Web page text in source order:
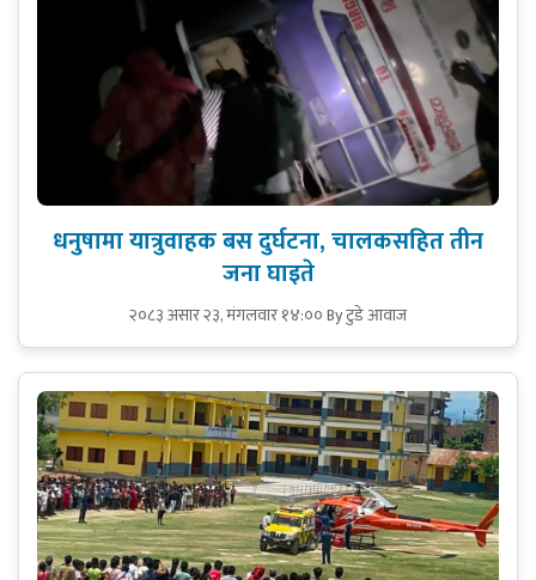
धनुषामा यात्रुवाहक बस दुर्घटना, चालकसहित तीन
जना घाइते
२०८३ असार २३, मंगलवार १४:००By टुडे आवाज